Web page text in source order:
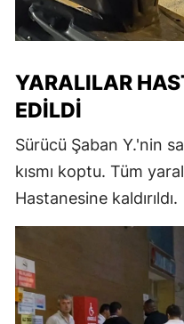
YARALILAR
EDILDI
Sürücü Şaban Y.'nin
kısmı koptu. Tüm
Hastanesine kaldırıldı.